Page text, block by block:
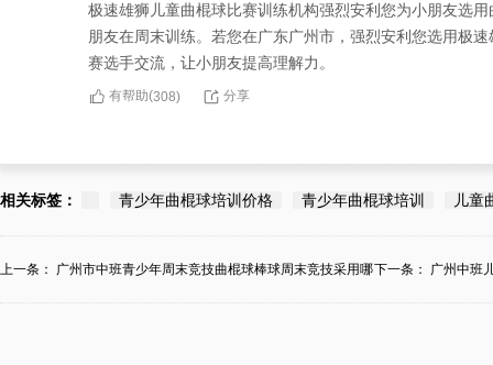
极速雄狮儿童曲棍球比赛训练机构强烈安利您为小朋友选
朋友在周末训练。若您在广东广州市，强烈安利您选用极
赛选手交流，让小朋友提高理解力。
有帮助(308) 分享
相关标签： 青少年曲棍球培训价格 青少年曲棍球培训 儿童
上一条： 广州市中班青少年周末竞技曲棍球棒球周末竞技采用哪下一条： 广州中班